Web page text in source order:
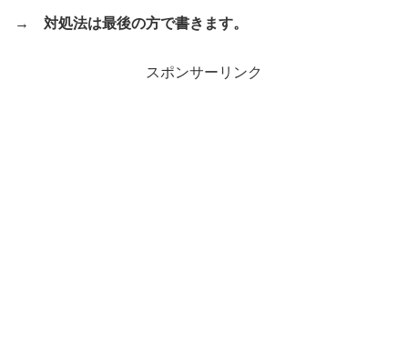
→ 対処法は最後の方で書きます。
スポンサーリンク